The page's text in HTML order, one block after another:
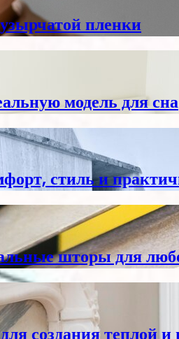
пленки
модель для сна
стиль и
шторы для
создания теплой и